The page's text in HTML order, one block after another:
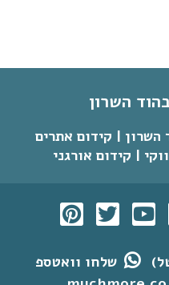
השרון
השרון | קידום אתרים
| קידום אורגני
שלחו וואטספ